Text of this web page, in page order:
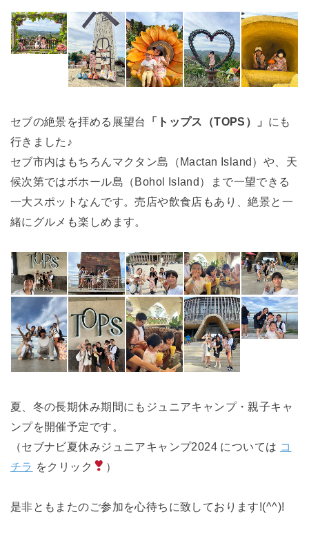
セブの絶景を拝める展望台 「トップス（TOPS）」 にも
行きました♪
セブ市内はもちろんマクタン島（Mactan Island）や、天
候次第ではボホール島（Bohol Island）まで一望できる
一大スポットなんです。売店や飲食店もあり、絶景と一
緒にグルメも楽しめます。
夏、冬の長期休み期間にもジュニアキャンプ・親子キャ
ンプを開催予定です。
（セブナビ夏休みジュニアキャンプ2024 については コ
チラ をクリック ）
是非ともまたのご参加を心待ちに致しております!(^^)!